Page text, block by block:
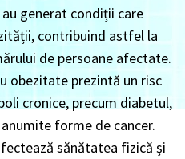
generat condiții care
contribuind astfel la
de persoane afectate.
obezitate prezintă un risc
cronice, precum diabetul,
forme de cancer.
sănătatea fizică și